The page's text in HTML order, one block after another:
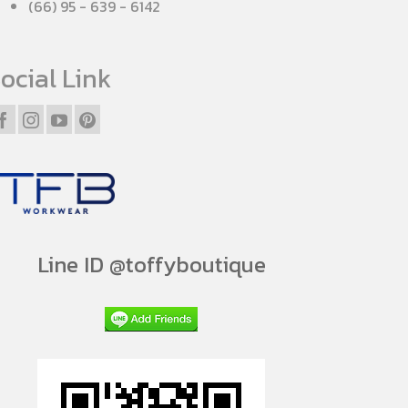
(66) 95 - 639 - 6142
Link
Line ID @toffyboutique